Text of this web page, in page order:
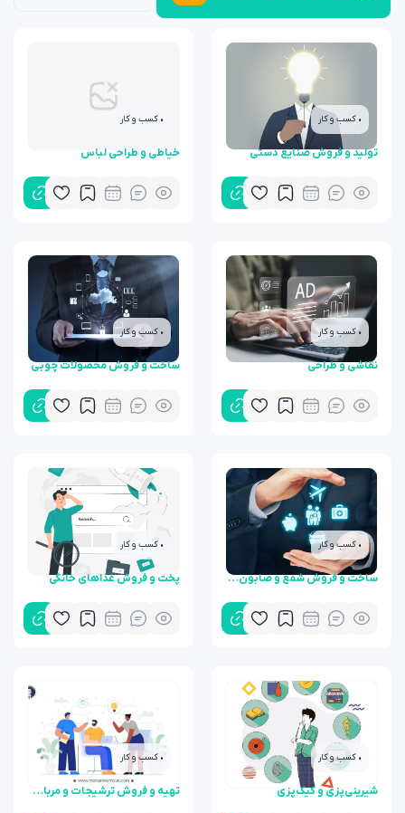
• کسب و کار
تولید و فروش صنایع دستی
• کسب و کار
خیاطی و طراحی لباس
• کسب و کار
نقاشی و طراحی
• کسب و کار
ساخت و فروش محصولات چوبی
• کسب و کار
ساخت و فروش شمع و صابون‌های دست‌ساز
• کسب و کار
پخت و فروش غذاهای خانگی
• کسب و کار
شیرینی‌پزی و کیک‌پزی
• کسب و کار
تهیه و فروش ترشیجات و مرباجات خانگی